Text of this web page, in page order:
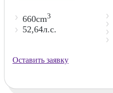
660cm3
52,64л.с.
Оставить заявку